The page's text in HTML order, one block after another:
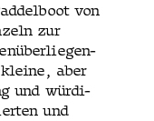
von
zur
aber
und würdi­
und